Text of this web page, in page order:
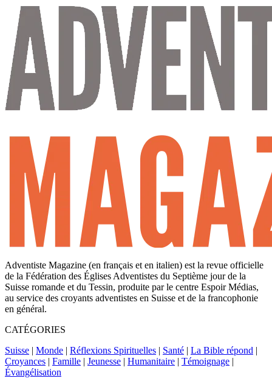
Adventiste Magazine (en français et en italien) est la revue officielle
de la Fédération des Églises Adventistes du Septième jour de la
Suisse romande et du Tessin, produite par le centre Espoir Médias,
au service des croyants adventistes en Suisse et de la francophonie
en général.
CATÉGORIES
Suisse | Monde | Réflexions Spirituelles | Santé | La Bible répond |
Croyances | Famille | Jeunesse | Humanitaire | Témoignage |
Évangélisation